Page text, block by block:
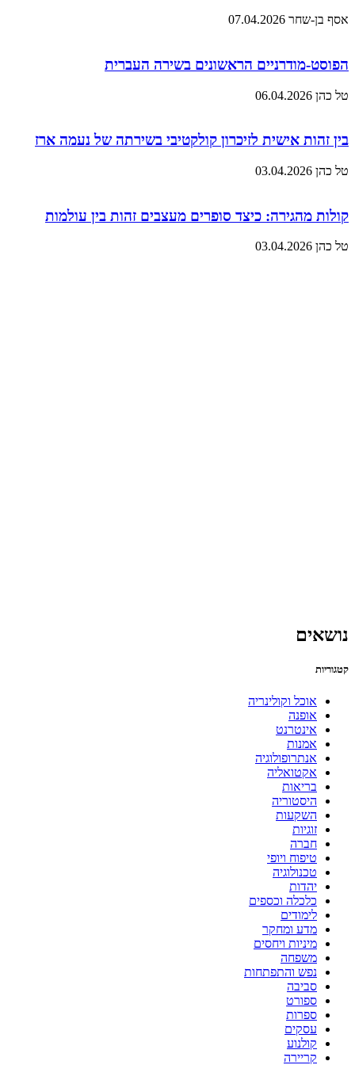
אסף בן-שחר 07.04.2026
הפוסט-מודרניים הראשונים בשירה העברית
טל כהן 06.04.2026
בין זהות אישית לזיכרון קולקטיבי בשירתה של נעמה ארז
טל כהן 03.04.2026
קולות מהגירה: כיצד סופרים מעצבים זהות בין עולמות
טל כהן 03.04.2026
נושאים
קטגוריות
אוכל וקולינריה
אופנה
אינטרנט
אמנות
אנתרופולוגיה
אקטואליה
בריאות
היסטוריה
השקעות
זוגיות
חברה
טיפוח ויופי
טכנולוגיה
יהדות
כלכלה וכספים
לימודים
מדע ומחקר
מיניות ויחסים
משפחה
נפש והתפתחות
סביבה
ספורט
ספרות
עסקים
קולנוע
קריירה